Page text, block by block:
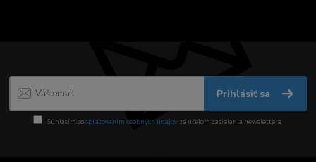
Prihlásiť sa
Súhlasím sospracovaním osobných údajov za účelom zasielania newslettera.